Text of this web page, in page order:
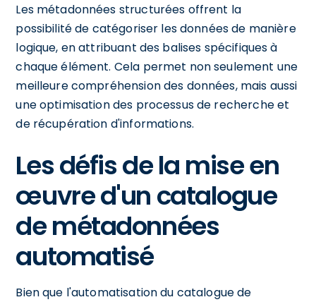
Les métadonnées structurées offrent la
possibilité de catégoriser les données de manière
logique, en attribuant des balises spécifiques à
chaque élément. Cela permet non seulement une
meilleure compréhension des données, mais aussi
une optimisation des processus de recherche et
de récupération d'informations.
Les défis de la mise en
œuvre d'un catalogue
de métadonnées
automatisé
Bien que l'automatisation du catalogue de